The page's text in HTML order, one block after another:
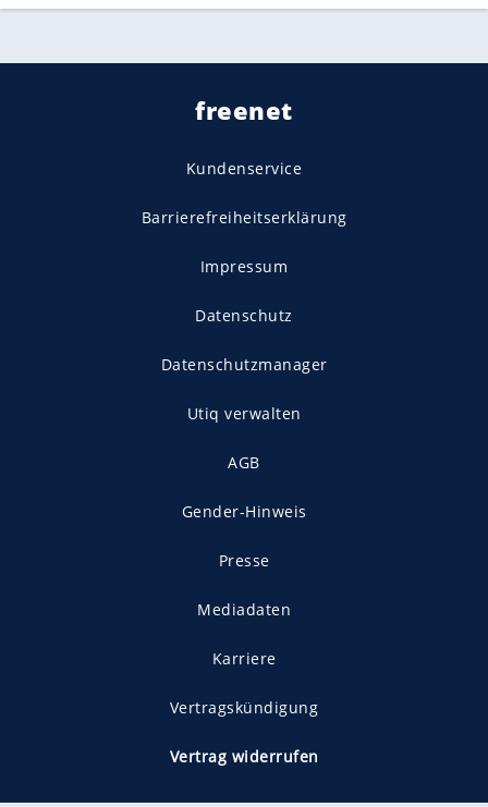
freenet
Kundenservice
Barrierefreiheitserklärung
Impressum
Datenschutz
Datenschutzmanager
Utiq verwalten
AGB
Gender-Hinweis
Presse
Mediadaten
Karriere
Vertragskündigung
Vertrag widerrufen